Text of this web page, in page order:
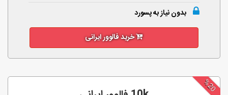
بدون نیاز به پسورد
خرید فالوور ایرانی
%20